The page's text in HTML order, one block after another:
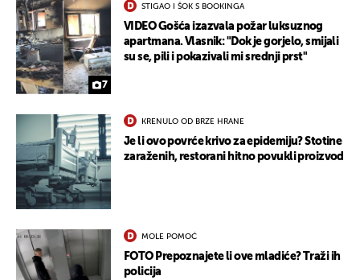
7
STIGAO I ŠOK S BOOKINGA
VIDEO Gošća izazvala požar luksuznog
apartmana. Vlasnik: "Dok je gorjelo, smijali
su se, pili i pokazivali mi srednji prst"
KRENULO OD BRZE HRANE
Je li ovo povrće krivo za epidemiju? Stotine
zaraženih, restorani hitno povukli proizvod
MOLE POMOĆ
FOTO Prepoznajete li ove mladiće? Traži ih
policija